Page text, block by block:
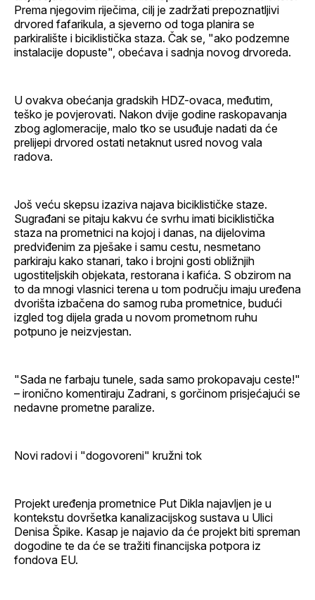
Prema njegovim riječima, cilj je zadržati prepoznatljivi
drvored fafarikula, a sjeverno od toga planira se
parkiralište i biciklistička staza. Čak se, "ako podzemne
instalacije dopuste", obećava i sadnja novog drvoreda.
U ovakva obećanja gradskih HDZ-ovaca, međutim,
teško je povjerovati. Nakon dvije godine raskopavanja
zbog aglomeracije, malo tko se usuđuje nadati da će
prelijepi drvored ostati netaknut usred novog vala
radova.
Još veću skepsu izaziva najava biciklističke staze.
Sugrađani se pitaju kakvu će svrhu imati biciklistička
staza na prometnici na kojoj i danas, na dijelovima
predviđenim za pješake i samu cestu, nesmetano
parkiraju kako stanari, tako i brojni gosti obližnjih
ugostiteljskih objekata, restorana i kafića. S obzirom na
to da mnogi vlasnici terena u tom području imaju uređena
dvorišta izbačena do samog ruba prometnice, budući
izgled tog dijela grada u novom prometnom ruhu
potpuno je neizvjestan.
"Sada ne farbaju tunele, sada samo prokopavaju ceste!"
– ironično komentiraju Zadrani, s gorčinom prisjećajući se
nedavne prometne paralize.
Novi radovi i "dogovoreni" kružni tok
Projekt uređenja prometnice Put Dikla najavljen je u
kontekstu dovršetka kanalizacijskog sustava u Ulici
Denisa Špike. Kasap je najavio da će projekt biti spreman
dogodine te da će se tražiti financijska potpora iz
fondova EU.